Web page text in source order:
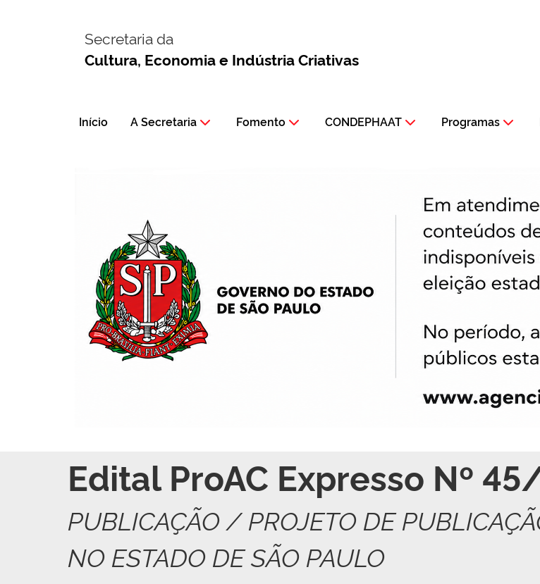
Secretaria da
Cultura, Economia e Indústria Criativas
Início A Secretaria Fomento CONDEPHAAT Programas
Edital ProAC Expresso Nº
PUBLICAÇÃO / PROJETO DE
NO ESTADO DE SÃO PAULO